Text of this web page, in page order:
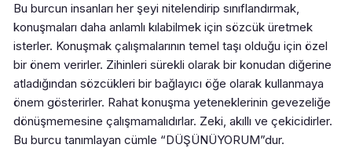
Bu burcun insanları her şeyi nitelendirip sınıflandırmak,
konuşmaları daha anlamlı kılabilmek için sözcük üretmek
isterler. Konuşmak çalışmalarının temel taşı olduğu için özel
bir önem verirler. Zihinleri sürekli olarak bir konudan diğerine
atladığından sözcükleri bir bağlayıcı öğe olarak kullanmaya
önem gösterirler. Rahat konuşma yeteneklerinin gevezeliğe
dönüşmemesine çalışmamalıdırlar. Zeki, akıllı ve çekicidirler.
Bu burcu tanımlayan cümle “DÜŞÜNÜYORUM”dur.